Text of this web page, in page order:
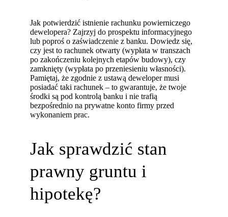
Jak potwierdzić istnienie rachunku powierniczego
dewelopera? Zajrzyj do prospektu informacyjnego
lub poproś o zaświadczenie z banku. Dowiedz się,
czy jest to rachunek otwarty (wypłata w transzach
po zakończeniu kolejnych etapów budowy), czy
zamknięty (wypłata po przeniesieniu własności).
Pamiętaj, że zgodnie z ustawą deweloper musi
posiadać taki rachunek – to gwarantuje, że twoje
środki są pod kontrolą banku i nie trafią
bezpośrednio na prywatne konto firmy przed
wykonaniem prac.
Jak sprawdzić stan
prawny gruntu i
hipotekę?